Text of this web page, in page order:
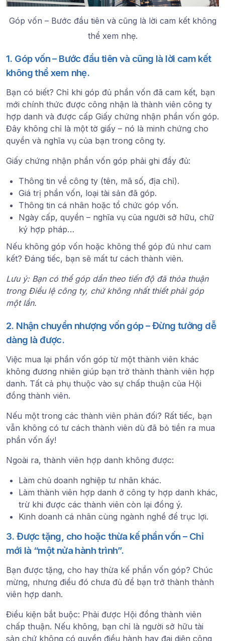
Góp vốn – Bước đầu tiên và cũng là lời cam kết không
thể xem nhẹ.
1. Góp vốn – Bước đầu tiên và cũng là lời cam kết
không thể xem nhẹ.
Bạn có biết? Chỉ khi góp đủ phần vốn đã cam kết, bạn
mới chính thức được công nhận là thành viên công ty
hợp danh và được cấp Giấy chứng nhận phần vốn góp.
Đây không chỉ là một tờ giấy – nó là minh chứng cho
quyền và nghĩa vụ của bạn trong công ty.
Giấy chứng nhận phần vốn góp phải ghi đầy đủ:
Thông tin về công ty (tên, mã số, địa chỉ).
Giá trị phần vốn, loại tài sản đã góp.
Thông tin cá nhân hoặc tổ chức góp vốn.
Ngày cấp, quyền – nghĩa vụ của người sở hữu, chữ
ký hợp pháp…
Nếu không góp vốn hoặc không thể góp đủ như cam
kết? Đáng tiếc, bạn sẽ mất tư cách thành viên.
Lưu ý: Bạn có thể góp dần theo tiến độ đã thỏa thuận
trong Điều lệ công ty, chứ không nhất thiết phải góp
một lần.
2. Nhận chuyển nhượng vốn góp – Đừng tưởng dễ
dàng là được.
Việc mua lại phần vốn góp từ một thành viên khác
không đương nhiên giúp bạn trở thành thành viên hợp
danh. Tất cả phụ thuộc vào sự chấp thuận của Hội
đồng thành viên.
Nếu một trong các thành viên phản đối? Rất tiếc, bạn
vẫn không có tư cách thành viên dù đã bỏ tiền ra mua
phần vốn ấy!
Ngoài ra, thành viên hợp danh không được:
Làm chủ doanh nghiệp tư nhân khác.
Làm thành viên hợp danh ở công ty hợp danh khác,
trừ khi được các thành viên còn lại đồng ý.
Kinh doanh cá nhân cùng ngành nghề để trục lợi.
3. Được tặng, cho hoặc thừa kế phần vốn – Chỉ
mới là “một nửa hành trình”.
Bạn được tặng, cho hay thừa kế phần vốn góp? Chúc
mừng, nhưng điều đó chưa đủ để bạn trở thành thành
viên hợp danh.
Điều kiện bắt buộc: Phải được Hội đồng thành viên
chấp thuận. Nếu không, bạn chỉ là người sở hữu tài
sản chứ không có quyền điều hành hay đại diện công